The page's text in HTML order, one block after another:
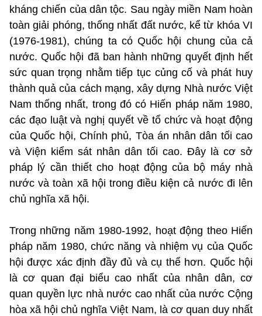
kháng chiến của dân tộc. Sau ngày miền Nam hoàn
toàn giải phóng, thống nhất đất nước, kể từ khóa VI
(1976-1981), chúng ta có Quốc hội chung của cả
nước. Quốc hội đã ban hành những quyết định hết
sức quan trọng nhằm tiếp tục củng cố và phát huy
thành quả của cách mạng, xây dựng Nhà nước Việt
Nam thống nhất, trong đó có Hiến pháp năm 1980,
các đạo luật và nghị quyết về tổ chức và hoạt động
của Quốc hội, Chính phủ, Tòa án nhân dân tối cao
và Viện kiểm sát nhân dân tối cao. Đây là cơ sở
pháp lý cần thiết cho hoạt động của bộ máy nhà
nước và toàn xã hội trong điều kiện cả nước đi lên
chủ nghĩa xã hội.
Trong những năm 1980-1992, hoạt động theo Hiến
pháp năm 1980, chức năng và nhiệm vụ của Quốc
hội được xác định đầy đủ và cụ thể hơn. Quốc hội
là cơ quan đại biểu cao nhất của nhân dân, cơ
quan quyền lực nhà nước cao nhất của nước Cộng
hòa xã hội chủ nghĩa Việt Nam, là cơ quan duy nhất